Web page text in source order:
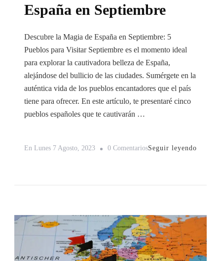
España en Septiembre
Descubre la Magia de España en Septiembre: 5
Pueblos para Visitar Septiembre es el momento ideal
para explorar la cautivadora belleza de España,
alejándose del bullicio de las ciudades. Sumérgete en la
auténtica vida de los pueblos encantadores que el país
tiene para ofrecer. En este artículo, te presentaré cinco
pueblos españoles que te cautivarán …
En Lunes 7 Agosto, 2023 0 ComentariosEn
España
En
Septiembre
Seguir leyendo